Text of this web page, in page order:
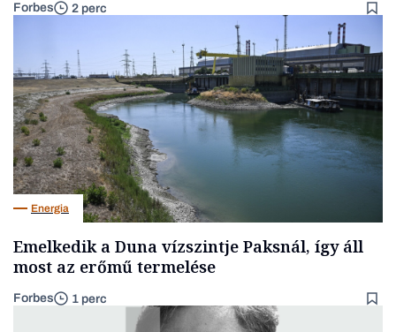
Forbes 2 perc
Energia
Emelkedik a Duna vízszintje Paksnál, így áll
most az erőmű termelése
Forbes 1 perc